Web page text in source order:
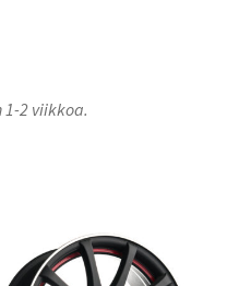
2 viikkoa.